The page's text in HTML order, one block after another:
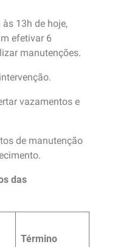
13h de hoje,
efetivar 6
manutenções.
vazamentos e
de manutenção
das
Término